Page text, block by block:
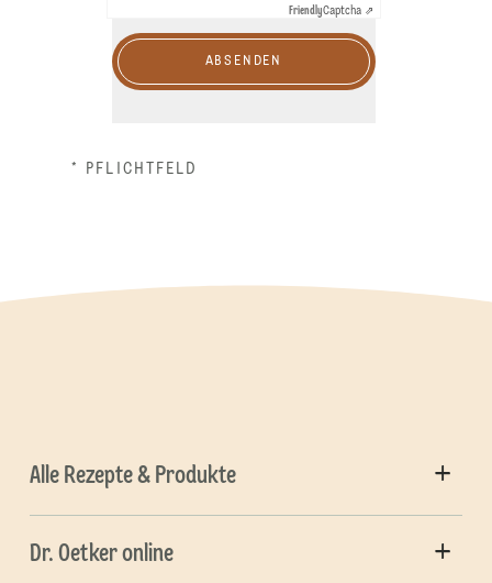
FriendlyCaptcha ⇗
ABSENDEN
* PFLICHTFELD
Alle Rezepte & Produkte
Dr. Oetker online